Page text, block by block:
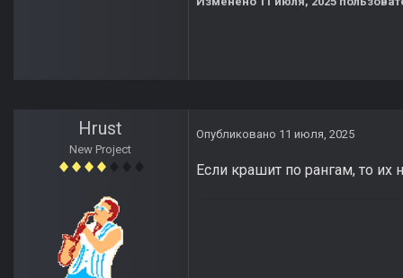
Hrust
New Project
Опубликовано 11 июля, 2025
Если крашит по рангам, то их